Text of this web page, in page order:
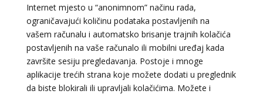
Internet mjesto u “anonimnom” načinu rada,
ograničavajući količinu podataka postavljenih na
vašem računalu i automatsko brisanje trajnih kolačića
postavljenih na vaše računalo ili mobilni uređaj kada
završite sesiju pregledavanja. Postoje i mnoge
aplikacije trećih strana koje možete dodati u preglednik
da biste blokirali ili upravljali kolačićima. Možete i